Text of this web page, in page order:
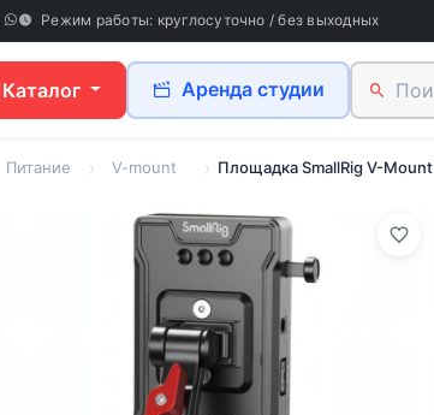
Режим работы: круглосуточно / без выходных
Каталог Аренда студии
Питание V-mount Площадка SmallRig V-